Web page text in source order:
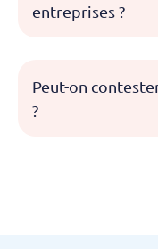
entreprises ?
Peut-on
?